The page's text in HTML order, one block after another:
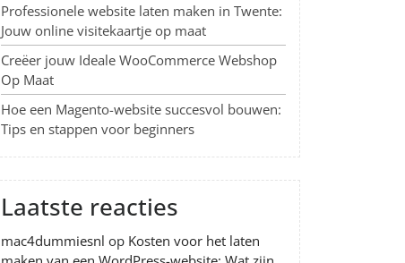
Professionele website laten maken in Twente:
Jouw online visitekaartje op maat
Creëer jouw Ideale WooCommerce Webshop
Op Maat
Hoe een Magento-website succesvol bouwen:
Tips en stappen voor beginners
Laatste reacties
mac4dummiesnl op Kosten voor het laten